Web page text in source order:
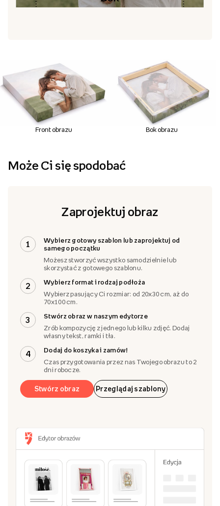
Front obrazu Bok obrazu
Może Ci się spodobać
Zaprojektuj obraz
1
Wybierz gotowy szablon lub zaprojektuj od
samego początku
Możesz stworzyć wszystko samodzielnie lub
skorzystać z gotowego szablonu.
2
Wybierz format i rodzaj podłoża
Wybierz pasujący Ci rozmiar: od 20x30 cm, aż do
70x100 cm.
3
Stwórz obraz w naszym edytorze
Zrób kompozycję z jednego lub kilku zdjęć. Dodaj
własny tekst, ramki i tła.
4
Dodaj do koszyka i zamów!
Czas przygotowania przez nas Twojego obrazu to 2
dni robocze.
Stwórz obraz Przeglądaj szablony